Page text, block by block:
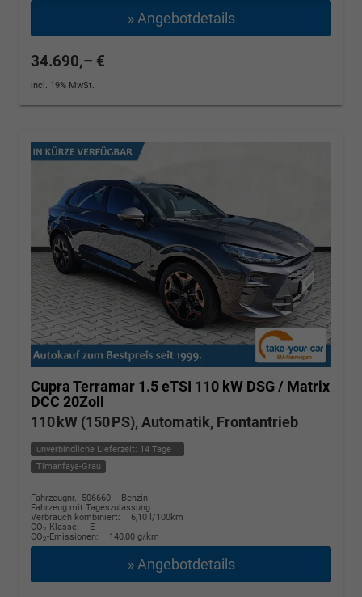
» Angebotdetails
34.690,– €
incl. 19% MwSt.
Cupra Terramar 1.5 eTSI 110 kW DSG / Matrix
DCC 20Zoll
110 kW (150 PS), Automatik, Frontantrieb
unverbindliche Lieferzeit: 14 Tage
Timanfaya-Grau
Fahrzeugnr.: 506660
Benzin
Fahrzeug mit Tageszulassung
Verbrauch kombiniert:
6,10 l/100km
CO2-Klasse:
E
CO2-Emissionen: 140,00 g/km
» Angebotdetails